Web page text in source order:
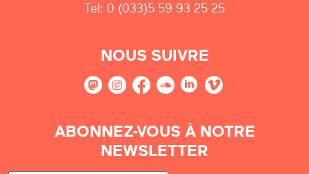
Tel: 0 (033)5 59 93 25 25
NOUS SUIVRE
ABONNEZ-VOUS À NOTRE
NEWSLETTER